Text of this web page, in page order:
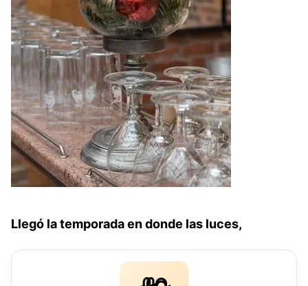
Llegó la temporada en donde las luces,